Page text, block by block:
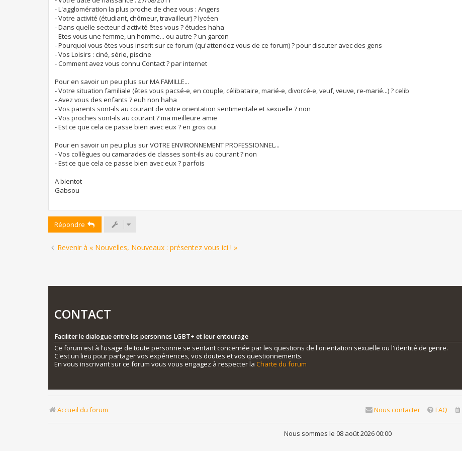
e
- L'agglomération la plus proche de chez vous : Angers
- Votre activité (étudiant, chômeur, travailleur) ? lycéen
- Dans quelle secteur d'activité êtes vous ? études haha
- Etes vous une femme, un homme... ou autre ? un garçon
- Pourquoi vous êtes vous inscrit sur ce forum (qu'attendez vous de ce forum) ? pour discuter avec des gens
- Vos Loisirs : ciné, série, piscine
- Comment avez vous connu Contact ? par internet
Pour en savoir un peu plus sur MA FAMILLE...
- Votre situation familiale (êtes vous pacsé-e, en couple, célibataire, marié-e, divorcé-e, veuf, veuve, re-marié...) ? celib
- Avez vous des enfants ? euh non haha
- Vos parents sont-ils au courant de votre orientation sentimentale et sexuelle ? non
- Vos proches sont-ils au courant ? ma meilleure amie
- Est ce que cela ce passe bien avec eux ? en gros oui
Pour en savoir un peu plus sur VOTRE ENVIRONNEMENT PROFESSIONNEL...
- Vos collègues ou camarades de classes sont-ils au courant ? non
- Est ce que cela ce passe bien avec eux ? parfois
A bientot
Gabsou
Répondre
Revenir à « Nouvelles, Nouveaux : présentez vous ici ! »
CONTACT
Faciliter le dialogue entre les personnes LGBT+ et leur entourage
Ce forum est à l'usage de toute personne se sentant concernée par les questions de l'orientation sexuelle ou l'identité de genre.
C'est un lieu pour partager vos expériences, vos doutes et vos questionnements.
En vous inscrivant sur ce forum vous vous engagez à respecter la Charte du forum
Accueil du forum FAQ
Nous contacter
Nous sommes le 08 août 2026 00:00